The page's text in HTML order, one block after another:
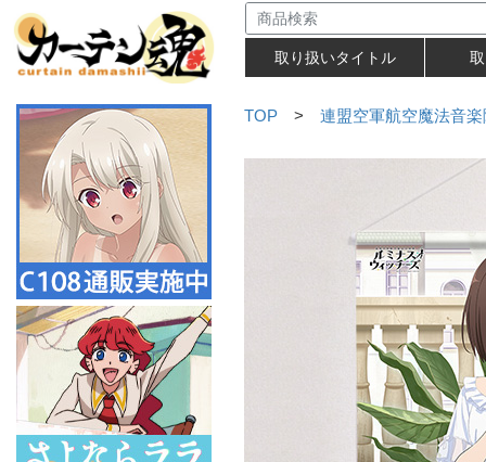
取り扱いタイトル
TOP > 連盟空軍航空魔法音